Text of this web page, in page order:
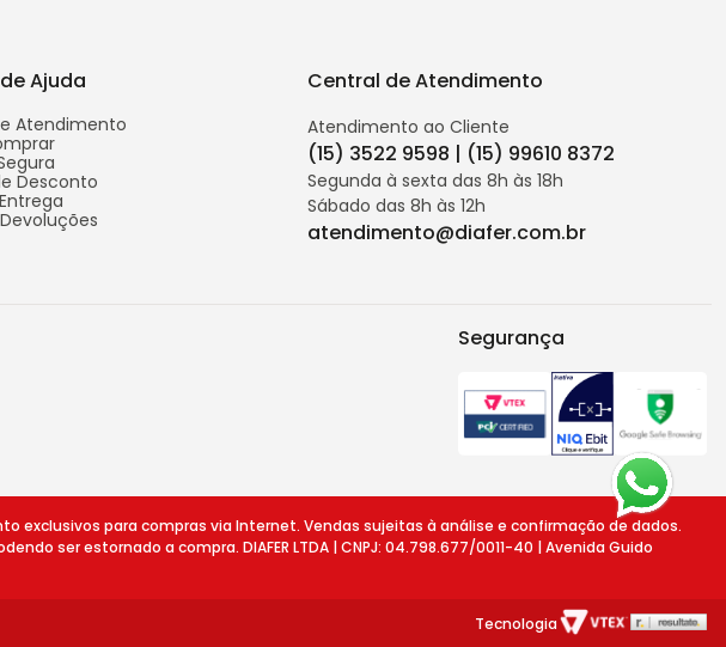
Ajuda
Atendimento
Desconto
Central de Atendimento
Atendimento ao Cliente
(15) 3522 9598 | (15) 99610 8372
Segunda à sexta das 8h às 18h
Sábado das 8h às 12h
atendimento@diafer.com.br
Segurança
exclusivos para compras via Internet. Vendas sujeitas à análise e confirmação de dados.
ser estornado a compra. DIAFER LTDA | CNPJ: 04.798.677/0011-40 | Avenida Guido
Tecnologia